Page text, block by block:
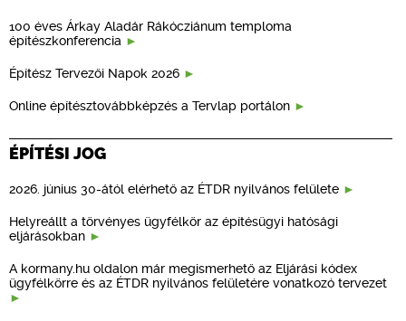
100 éves Árkay Aladár Rákócziánum temploma
építészkonferencia
Építész Tervezői Napok 2026
Online építésztovábbképzés a Tervlap portálon
ÉPÍTÉSI JOG
2026. június 30-ától elérhető az ÉTDR nyilvános felülete
Helyreállt a törvényes ügyfélkör az építésügyi hatósági
eljárásokban
A kormany.hu oldalon már megismerhető az Eljárási kódex
ügyfélkörre és az ÉTDR nyilvános felületére vonatkozó tervezet